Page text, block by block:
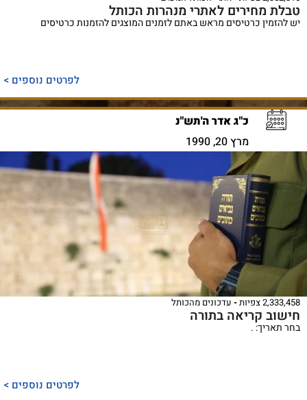
טבלת מחירים לאתרי מנהרות הכותל
יש להזמין כרטיסים מראש באתם לזמנים המוצגים להזמנות כרטיסים
לפרטים נוספים >
כ"ג אדר ה'תש"נ
מרץ 20, 1990
2,333,458 צפיות עדכונים מהכותל
חישוב קריאה בתורה
בחר תאריך: .
לפרטים נוספים >